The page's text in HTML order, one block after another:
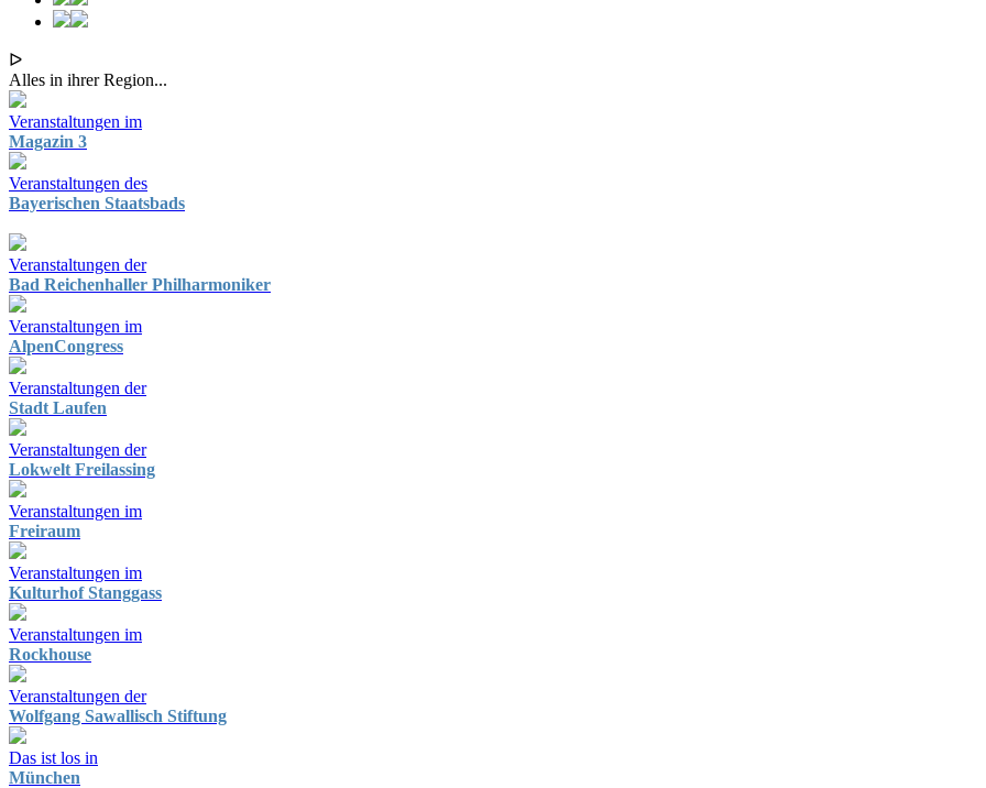
ᐅ
Alles in ihrer Region...
Veranstaltungen im
Magazin 3
Veranstaltungen des
Bayerischen Staatsbads
Veranstaltungen der
Bad Reichenhaller Philharmoniker
Veranstaltungen im
AlpenCongress
Veranstaltungen der
Stadt Laufen
Veranstaltungen der
Lokwelt Freilassing
Veranstaltungen im
Freiraum
Veranstaltungen im
Kulturhof Stanggass
Veranstaltungen im
Rockhouse
Veranstaltungen der
Wolfgang Sawallisch Stiftung
Das ist los in
München